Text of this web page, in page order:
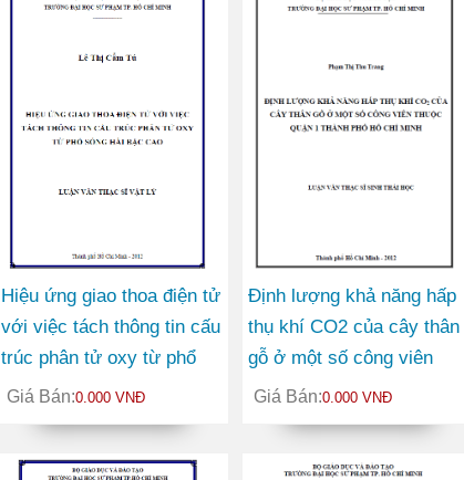
Hiệu ứng giao thoa điện tử
với việc tách thông tin cấu
trúc phân tử oxy từ phổ
sóng hài bậc cao
Giá Bán:0.000 VNĐ
Định lượng khả năng hấp
thụ khí CO2 của cây thân
gỗ ở một số công viên
thuộc Quận 1 thành phố
Hồ Chí Minh
Giá Bán:0.000 VNĐ